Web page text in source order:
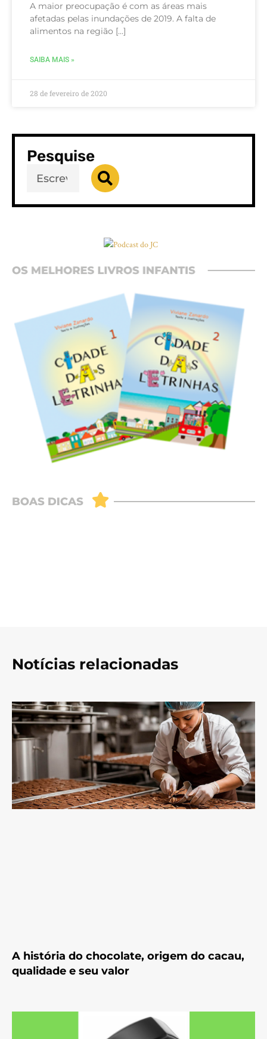
A maior preocupação é com as áreas mais
afetadas pelas inundações de 2019. A falta de
alimentos na região […]
SAIBA MAIS »
28 de fevereiro de 2020
Pesquise
Notícias relacionadas
A história do chocolate, origem do cacau,
qualidade e seu valor